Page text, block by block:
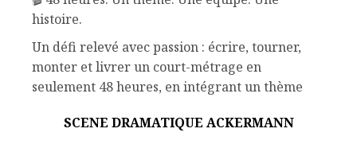
histoire.
Un défi relevé avec passion : écrire, tourner,
monter et livrer un court-métrage en
seulement 48 heures, en intégrant un thème
nom de personnage.
SCENE DRAMATIQUE ACKERMANN